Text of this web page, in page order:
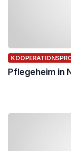
Pflegeheim in